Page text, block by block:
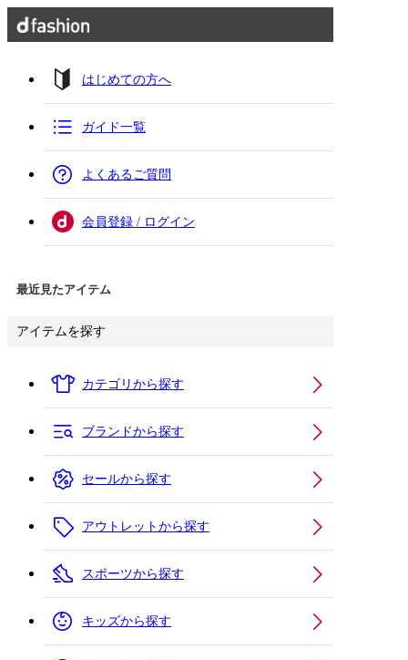
はじめての方へ
ガイド一覧
よくあるご質問
会員登録 / ログイン
最近見たアイテム
アイテムを探す
カテゴリから探す
ブランドから探す
セールから探す
アウトレットから探す
スポーツから探す
キッズから探す